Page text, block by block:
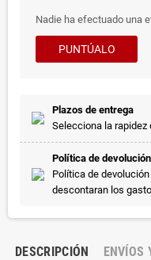
Nadie ha efectuado una
PUNTÚALO
Plazos de entrega
Selecciona la rapidez
Política de devolución
Política de
descontaran los
DESCRIPCIÓN ENVÍOS